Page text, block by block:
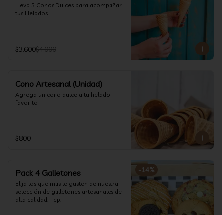
Lleva 5 Conos Dulces para acompañar
tus Helados
$3.600$4.000
Cono Artesanal (Unidad)
Agrega un cono dulce a tu helado
favorito
$800
-14%
Pack 4 Galletones
Elija los que mas le gusten de nuestra
selección de galletones artesanales de
alta calidad! Top!